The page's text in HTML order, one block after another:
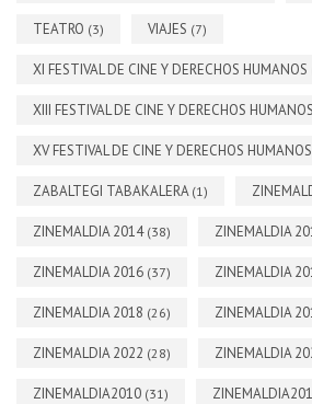
TEATRO (3) VIAJES (7)
XI FESTIVAL DE CINE Y DERECHOS HUMANOS
XIII FESTIVAL DE CINE Y DERECHOS HUMANOS
XV FESTIVAL DE CINE Y DERECHOS HUMANOS
ZABALTEGI TABAKALERA (1)
ZINEMALDIA 2014 (38) ZINEMALDIA
ZINEMALDIA 2016 (37) ZINEMALDIA
ZINEMALDIA 2018 (26) ZINEMALDIA
ZINEMALDIA 2022 (28) ZINEMALDIA
ZINEMALDIA2010 (31)